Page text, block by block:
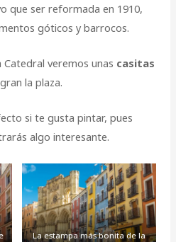
que ser reformada en 1910,
góticos y barrocos.
Catedral veremos unas casitas
la plaza.
si te gusta pintar, pues
algo interesante.
La estampa más bonita de la